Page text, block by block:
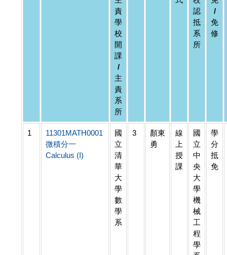
責
學
校
開
課
/
主
責
系
所
認
抵
系
所
/
免
修
1
11301MATH0001
微積分一
Calculus (I)
國
立
清
華
大
學
數
學
系
3
顏東
勇
線
上
授
課
國
立
中
央
大
學
機
械
工
程
學
學
分
抵
免